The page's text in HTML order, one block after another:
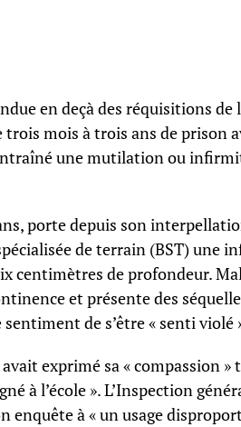
en deçà des réquisitions de
mois à trois ans de prison
une mutilation ou
porte depuis son
de terrain (BST) une
centimètres de profondeur.
et présente des
de s’être « senti violé
exprimé sa « compassion
à l’école ». L’Inspection
enquête à « un usage